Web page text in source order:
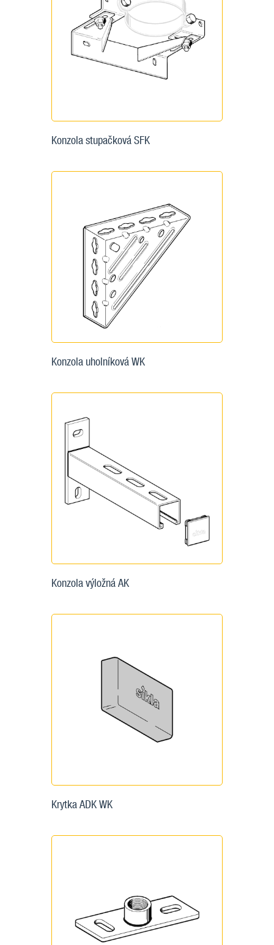
Konzola stupačková SFK
Konzola uholníková WK
Konzola výložná AK
Krytka ADK WK